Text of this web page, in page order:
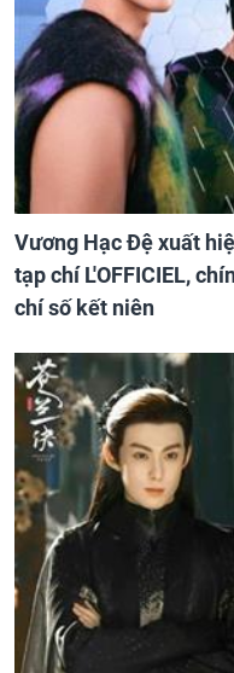
Vương Hạc Đệ xuất
tạp chí L'OFFICIEL,
chí số kết niên